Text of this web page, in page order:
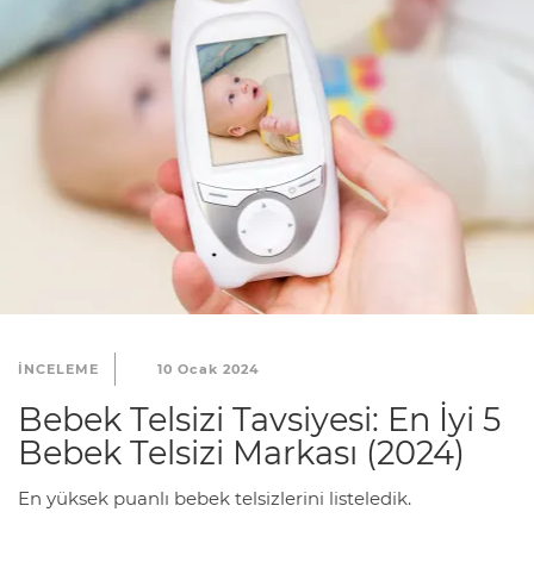
INCELEME 10 Ocak 2024
Bebek Telsizi Tavsiyesi: En İyi 5
Bebek Telsizi Markası (2024)
En yüksek puanlı bebek telsizlerini listeledik.